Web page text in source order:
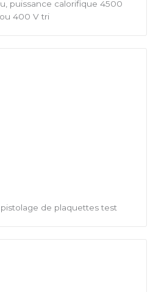
puissance calorifique 4500
400 V tri
de plaquettes test